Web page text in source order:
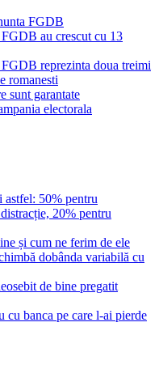
FGDB
au crescut cu 13
reprezinta doua treimi
romanesti
sunt garantate
electorala
50% pentru
20% pentru
și cum ne ferim de ele
dobânda variabilă cu
de bine pregatit
banca pe care l-ai pierde